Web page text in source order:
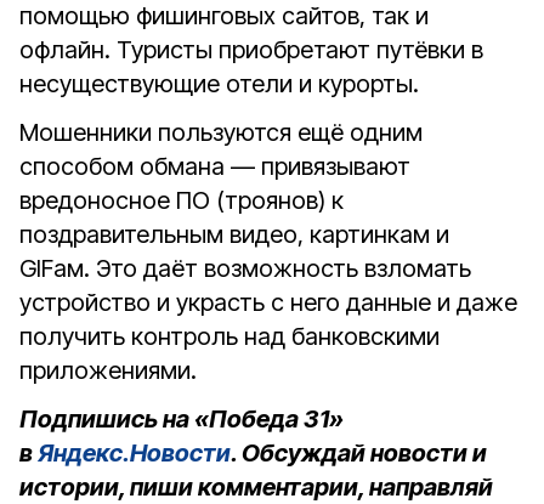
помощью фишинговых сайтов, так и
офлайн. Туристы приобретают путёвки в
несуществующие отели и курорты.
Мошенники пользуются ещё одним
способом обмана — привязывают
вредоносное ПО (троянов) к
поздравительным видео, картинкам и
GIFам. Это даёт возможность взломать
устройство и украсть с него данные и даже
получить контроль над банковскими
приложениями.
Подпишись на «Победа 31»
вЯндекс.Новости. Обсуждай новости и
истории, пиши комментарии, направляй